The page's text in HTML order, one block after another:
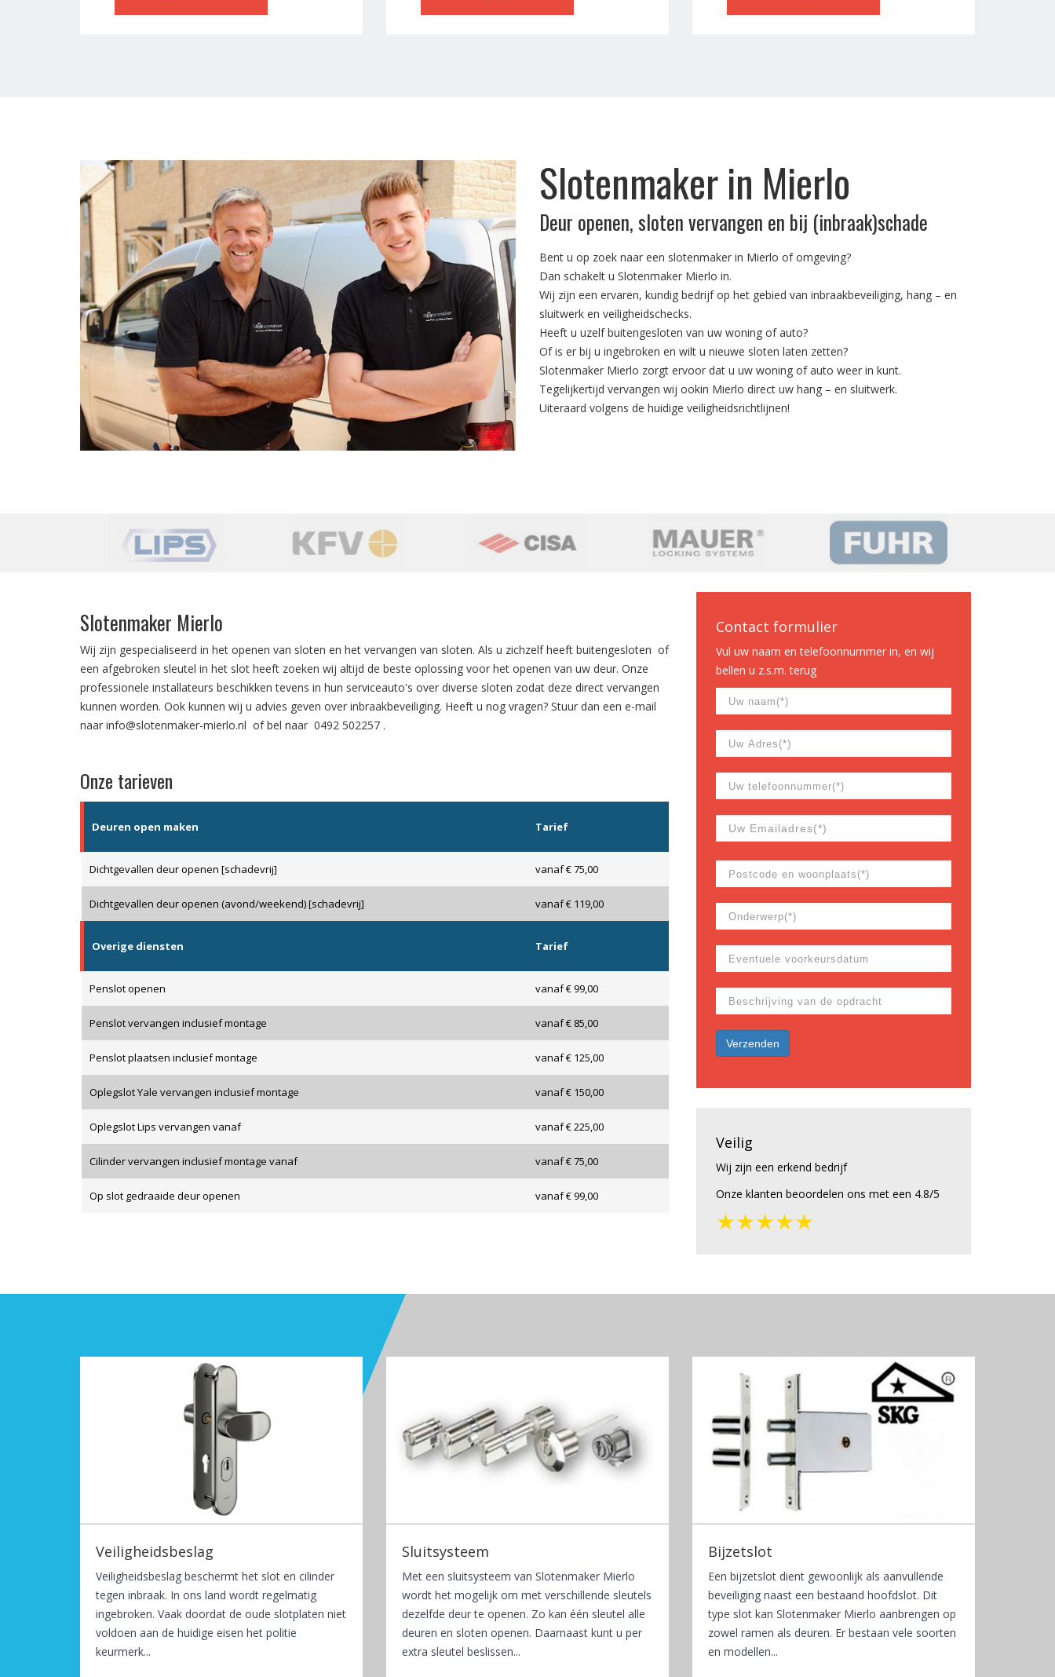
Slotenmaker in Mierlo
Deur openen, sloten vervangen en bij (inbraak)schade
Bent u op zoek naar een slotenmaker in Mierlo of omgeving?
Dan schakelt u Slotenmaker Mierlo in.
Wij zijn een ervaren, kundig bedrijf op het gebied van inbraakbeveiliging, hang – en
sluitwerk en veiligheidschecks.
Heeft u uzelf buitengesloten van uw woning of auto?
Of is er bij u ingebroken en wilt u nieuwe sloten laten zetten?
Slotenmaker Mierlo zorgt ervoor dat u uw woning of auto weer in kunt.
Tegelijkertijd vervangen wij ookin Mierlo direct uw hang – en sluitwerk.
Uiteraard volgens de huidige veiligheidsrichtlijnen!
Slotenmaker Mierlo
Wij zijn gespecialiseerd in het openen van sloten en het vervangen van sloten. Als u zichzelf heeft buitengesloten of
een afgebroken sleutel in het slot heeft zoeken wij altijd de beste oplossing voor het openen van uw deur. Onze
professionele installateurs beschikken tevens in hun serviceauto's over diverse sloten zodat deze direct vervangen
kunnen worden. Ook kunnen wij u advies geven over inbraakbeveiliging. Heeft u nog vragen? Stuur dan een e-mail
naar info@slotenmaker-mierlo.nl of bel naar 0492 502257 .
Onze tarieven
Deuren open maken Tarief
Dichtgevallen deur openen [schadevrij] vanaf € 75,00
Dichtgevallen deur openen (avond/weekend) [schadevrij] vanaf € 119,00
Overige diensten Tarief
Penslot openen vanaf € 99,00
Penslot vervangen inclusief montage vanaf € 85,00
Penslot plaatsen inclusief montage vanaf € 125,00
Oplegslot Yale vervangen inclusief montage vanaf € 150,00
Oplegslot Lips vervangen vanaf vanaf € 225,00
Cilinder vervangen inclusief montage vanaf vanaf € 75,00
Op slot gedraaide deur openen vanaf € 99,00
Contact formulier
Vul uw naam en telefoonnummer in, en wij
bellen u z.s.m. terug
Veilig
Wij zijn een erkend bedrijf
Onze klanten beoordelen ons met een 4.8/5
★★★★★
Veiligheidsbeslag
Veiligheidsbeslag beschermt het slot en cilinder
tegen inbraak. In ons land wordt regelmatig
ingebroken. Vaak doordat de oude slotplaten niet
voldoen aan de huidige eisen het politie
keurmerk...
Sluitsysteem
Met een sluitsysteem van Slotenmaker Mierlo
wordt het mogelijk om met verschillende sleutels
dezelfde deur te openen. Zo kan één sleutel alle
deuren en sloten openen. Daarnaast kunt u per
extra sleutel beslissen...
Bijzetslot
Een bijzetslot dient gewoonlijk als aanvullende
beveiliging naast een bestaand hoofdslot. Dit
type slot kan Slotenmaker Mierlo aanbrengen op
zowel ramen als deuren. Er bestaan vele soorten
en modellen...